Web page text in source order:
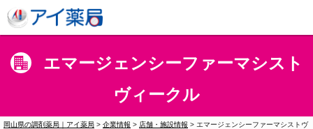
エマージェンシーファーマシスト
ヴィークル
岡山県の調剤薬局｜アイ薬局 > 企業情報 > 店舗・施設情報 > エマージェンシーファーマシストヴ